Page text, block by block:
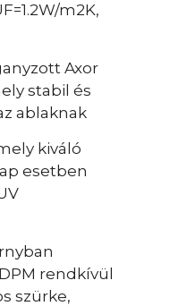
m2K,
Axor
stabil és
ablaknak
kiváló
esetben
rendkívül
szürke,